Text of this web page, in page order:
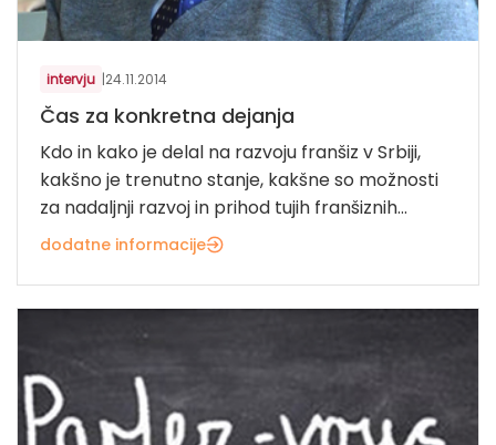
intervju |24.11.2014
Čas za konkretna dejanja
Kdo in kako je delal na razvoju franšiz v Srbiji,
kakšno je trenutno stanje, kakšne so možnosti
za nadaljnji razvoj in prihod tujih franšiznih...
dodatne informacije